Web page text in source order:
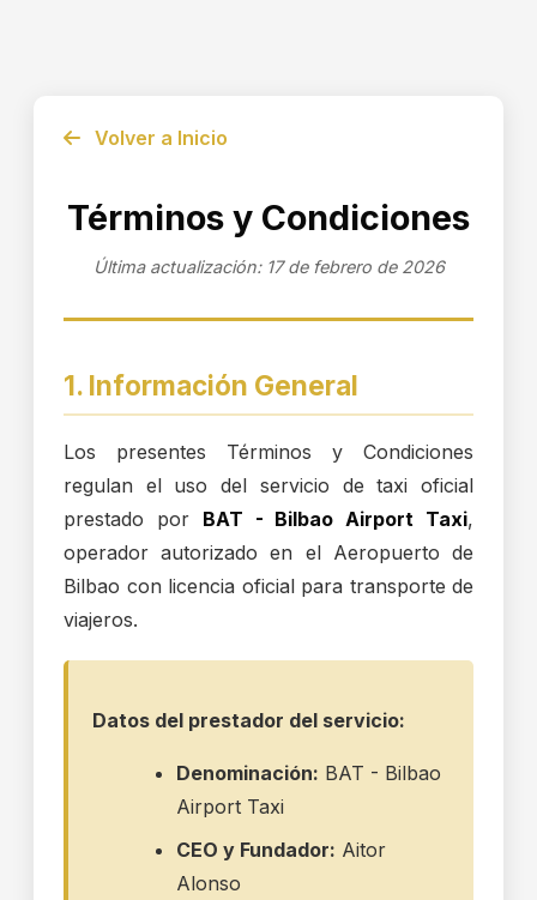
Volver a Inicio
Términos y Condiciones
Última actualización: 17 de febrero de 2026
1. Información General
Los presentes Términos y Condiciones
regulan el uso del servicio de taxi oficial
prestado por BAT - Bilbao Airport Taxi,
operador autorizado en el Aeropuerto de
Bilbao con licencia oficial para transporte de
viajeros.
Datos del prestador del servicio:
Denominación: BAT - Bilbao
Airport Taxi
CEO y Fundador: Aitor
Alonso